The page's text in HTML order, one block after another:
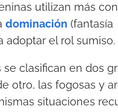
utilizan más
dominación (fantasía
adoptar el rol sumiso.
clasifican en dos
otro, las fogosas y
situaciones